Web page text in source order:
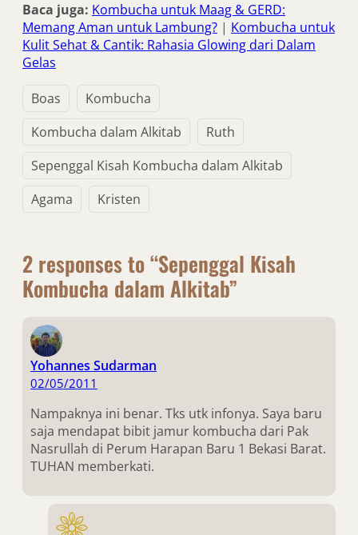
Baca juga: Kombucha untuk Maag & GERD:
Memang Aman untuk Lambung? | Kombucha untuk
Kulit Sehat & Cantik: Rahasia Glowing dari Dalam
Gelas
Boas
Kombucha
Kombucha dalam Alkitab
Ruth
Sepenggal Kisah Kombucha dalam Alkitab
Agama
Kristen
2 responses to “Sepenggal Kisah
Kombucha dalam Alkitab”
Yohannes Sudarman
02/05/2011
Nampaknya ini benar. Tks utk infonya. Saya baru
saja mendapat bibit jamur kombucha dari Pak
Nasrullah di Perum Harapan Baru 1 Bekasi Barat.
TUHAN memberkati.